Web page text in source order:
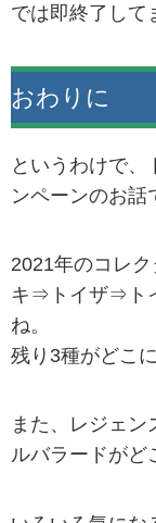
では即終了して
おわりに
というわけで、
ンペーンのお話
2021年のコレ
キ⇒トイザ⇒ト
ね。
残り3種がどこ
また、レジェン
ルバラードがど